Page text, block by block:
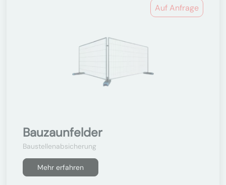
Auf Anfrage
Bauzaunfelder
Baustellenabsicherung
Mehr erfahren